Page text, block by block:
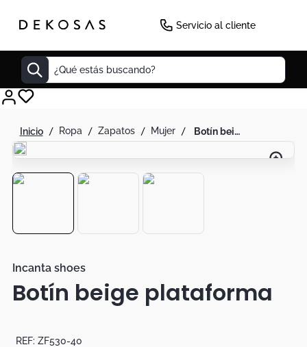
Servicio al cliente
¿Qué estás buscando?
ropa zapatos mujer botín beige plataforma
Incanta shoes
Botín beige plataforma
REF: ZF530-40
Decoracion
Cuadro
Duvet